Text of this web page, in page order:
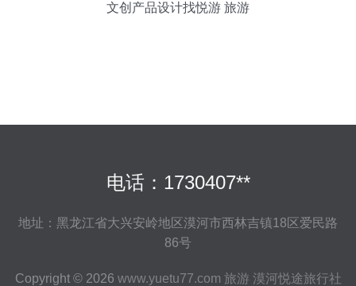
文创产品设计找悦游 旅游
电话：1730407**
地址：黑龙江省大兴安岭地区漠河市西林吉镇18区爱民路
86号
Copyright © 2026 www.yuetu77.com 旅游 漠河悦途旅行社